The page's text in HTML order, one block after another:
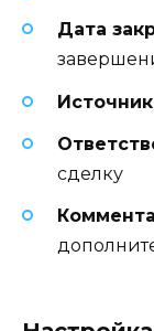
Дата
Источник
сделку